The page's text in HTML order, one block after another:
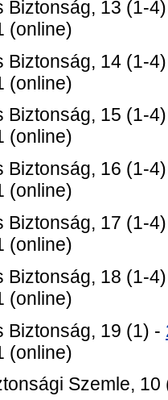
Biztonság, 13 (1-
(online)
Biztonság, 14 (1-
(online)
Biztonság, 15 (1-
(online)
Biztonság, 16 (1-
(online)
Biztonság, 17 (1-
(online)
Biztonság, 18 (1-
(online)
Biztonság, 19 (1) -
(online)
Szemle,